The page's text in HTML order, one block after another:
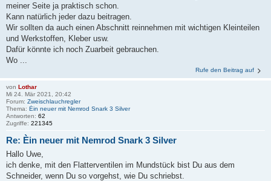
meiner Seite ja praktisch schon.
Kann natürlich jeder dazu beitragen.
Wir sollten da auch einen Abschnitt reinnehmen mit wichtigen Kleinteilen
und Werkstoffen, Kleber usw.
Dafür könnte ich noch Zuarbeit gebrauchen.
Wo ...
Rufe den Beitrag auf
von Lothar
Mi 24. Mär 2021, 20:42
Forum: Zweischlauchregler
Thema: Èin neuer mit Nemrod Snark 3 Silver
Antworten: 62
Zugriffe: 221345
Re: Èin neuer mit Nemrod Snark 3 Silver
Hallo Uwe,
ich denke, mit den Flatterventilen im Mundstück bist Du aus dem
Schneider, wenn Du so vorgehst, wie Du schriebst.